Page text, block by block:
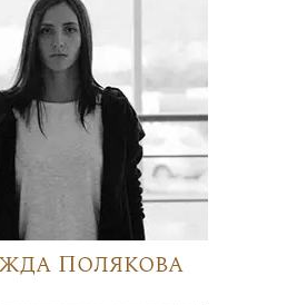
Полякова